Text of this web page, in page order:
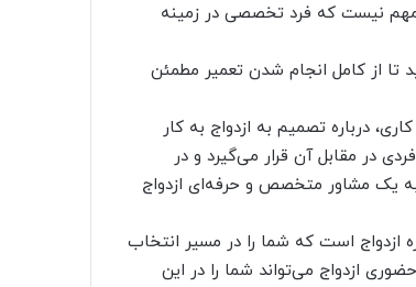
مهم نیست که فرد تخصصی در زمینه
از کامل انجام شدن تعمیر مطمئن
درباره تصمیم به ازدواج به کار
در مقابل آن قرار می‌گیرد و در
به یک مشاور متخصص و حرفه‌ای ازدواج
ازدواج است که شما را در مسیر انتخاب
ازدواج می‌تواند شما را در این